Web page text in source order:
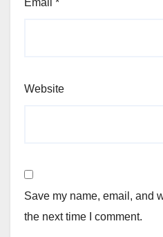
Email *
Website
Save my name, email, and
the next time I comment.